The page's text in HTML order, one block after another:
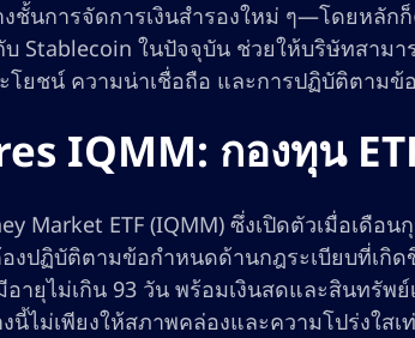
ชั้นการจัดการเงินสำรองใหม่ ๆ—โดยหลัก
Stablecoin ในปัจจุบัน ช่วยให้บริษัทสาม
ยชน์ ความน่าเชื่อถือ และการปฏิบัติตามข้
IQMM: กองทุน
Market ETF (IQMM) ซึ่งเปิดตัวเมื่อเดื
งปฏิบัติตามข้อกำหนดด้านกฎระเบียบที่เกิ
ยุไม่เกิน 93 วัน พร้อมเงินสดและสินทรัพย์
นี้ไม่เพียงให้สภาพคล่องและความโปร่งใ